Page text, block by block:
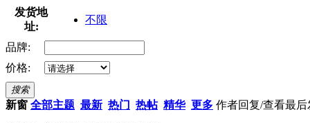
发货地
址:
不限
品牌:
价格:
搜索
新窗 全部主题 最新 热门 热帖 精华 更多 作者回复/查看最后